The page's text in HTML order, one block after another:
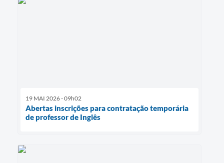
19 MAI 2026 - 09h02
Abertas inscrições para contratação temporária
de professor de Inglês